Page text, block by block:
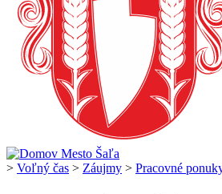
> Voľný čas > Záujmy > Pracovné